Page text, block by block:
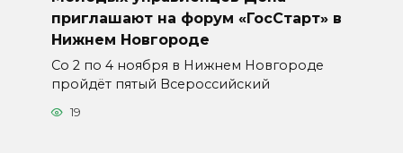
приглашают на форум «ГосСтарт» в
Нижнем Новгороде
Со 2 по 4 ноября в Нижнем Новгороде
пройдёт пятый Всероссийский
19